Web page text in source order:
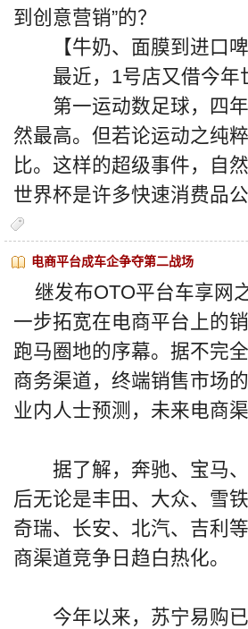
到创意营销”的？
【牛奶、面膜到进口啤
最近，1号店又借今年
第一运动数足球，四年
然最高。但若论运动之纯
比。这样的超级事件，自
世界杯是许多快速消费品
电商平台成车企争夺第二战场
继发布OTO平台车享网
一步拓宽在电商平台上的
跑马圈地的序幕。据不完
商务渠道，终端销售市场
业内人士预测，未来电商
据了解，奔驰、宝马、
后无论是丰田、大众、雪
奇瑞、长安、北汽、吉利
商渠道竞争日趋白热化。
今年以来，苏宁易购已